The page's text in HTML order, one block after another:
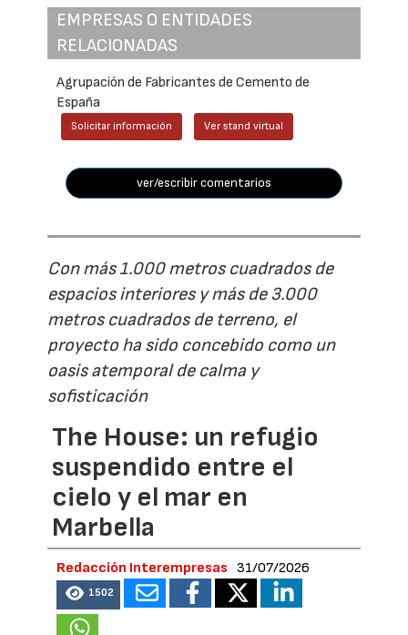
EMPRESAS O ENTIDADES
RELACIONADAS
Agrupación de Fabricantes de Cemento de
España
Solicitar información Ver stand virtual
ver/escribir comentarios
Con más 1.000 metros cuadrados de
espacios interiores y más de 3.000
metros cuadrados de terreno, el
proyecto ha sido concebido como un
oasis atemporal de calma y
sofisticación
The House: un refugio
suspendido entre el
cielo y el mar en
Marbella
Redacción Interempresas 31/07/2026
1502